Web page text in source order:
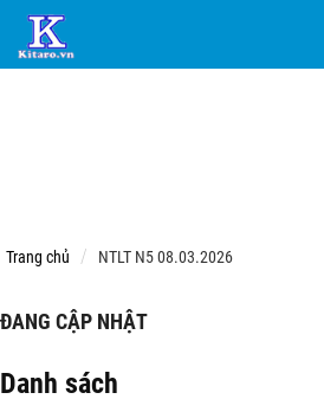
Trang chủ NTLT N5 08.03.2026
ĐANG CẬP NHẬT
Danh sách